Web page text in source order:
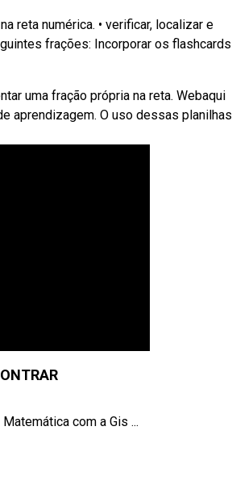
reta numérica. • verificar, localizar e
frações: Incorporar os flashcards
uma fração própria na reta. Webaqui
aprendizagem. O uso dessas planilhas
com a Gis ...